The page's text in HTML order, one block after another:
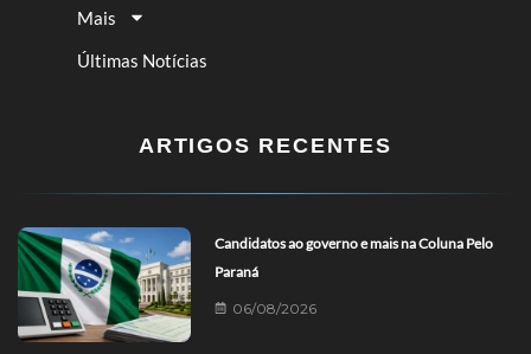
Mais
Últimas Notícias
ARTIGOS RECENTES
Candidatos ao governo e mais na Coluna Pelo
Paraná
06/08/2026